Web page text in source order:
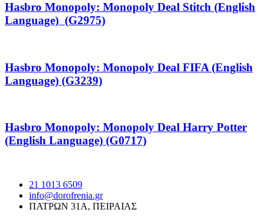
Hasbro Monopoly: Monopoly Deal Stitch (English
Language) (G2975)
Hasbro Monopoly: Monopoly Deal FIFA (English
Language) (G3239)
Hasbro Monopoly: Monopoly Deal Harry Potter
(English Language) (G0717)
21 1013 6509
info@dorofrenia.gr
ΠΑΤΡΩΝ 31Α, ΠΕΙΡΑΙΑΣ